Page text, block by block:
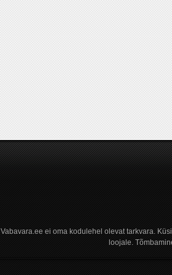
Vabavara.ee ei oma kodulehel olevat tarkvara.
loojale.